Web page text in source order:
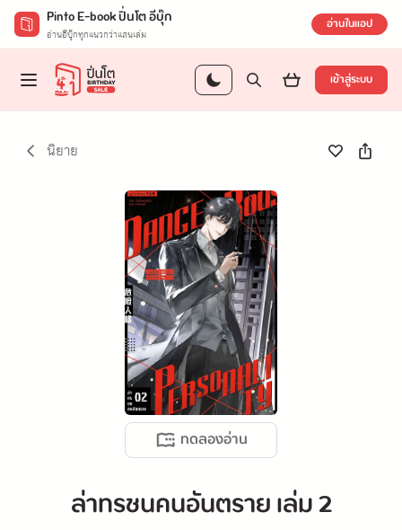
Pinto E-book ปิ่นโต อีบุ๊ก
อ่านอีบุ๊กทุกแนวกว่าแสนเล่ม อ่านในแอป
เข้าสู่ระบบ
นิยาย
ทดลองอ่าน
ล่าทรชนคนอันตราย เล่ม 2